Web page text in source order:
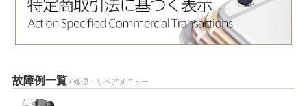
故障例一覧 / 修理・リペアメニュー